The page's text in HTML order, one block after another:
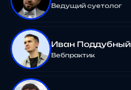
Ведущий суетолог
Иван Поддубный
Вебпрактик